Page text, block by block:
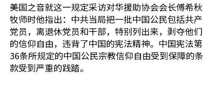
美国之音就这一规定采访对华援助协会会长傅希秋
牧师时他指出：中共当局把一批中国公民包括共产
党员，离退休党员和干部，特别列出来，剥夺他们
的信仰自由，违背了中国的宪法精神。中国宪法第
36条所规定的中国公民宗教信仰自由受到保障的条
款受到严重的践踏。